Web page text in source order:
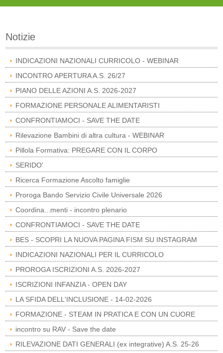
Notizie
INDICAZIONI NAZIONALI CURRICOLO - WEBINAR
INCONTRO APERTURA A.S. 26/27
PIANO DELLE AZIONI A.S. 2026-2027
FORMAZIONE PERSONALE ALIMENTARISTI
CONFRONTIAMOCI - SAVE THE DATE
Rilevazione Bambini di altra cultura - WEBINAR
Pillola Formativa: PREGARE CON IL CORPO
SERIDO'
Ricerca Formazione Ascolto famiglie
Proroga Bando Servizio Civile Universale 2026
Coordina...menti - incontro plenario
CONFRONTIAMOCI - SAVE THE DATE
BES - SCOPRI LA NUOVA PAGINA FISM SU INSTAGRAM
INDICAZIONI NAZIONALI PER IL CURRICOLO
PROROGA ISCRIZIONI A.S. 2026-2027
ISCRIZIONI INFANZIA - OPEN DAY
LA SFIDA DELL'INCLUSIONE - 14-02-2026
FORMAZIONE - STEAM IN PRATICA E CON UN CUORE
incontro su RAV - Save the date
RILEVAZIONE DATI GENERALI (ex integrative) A.S. 25-26